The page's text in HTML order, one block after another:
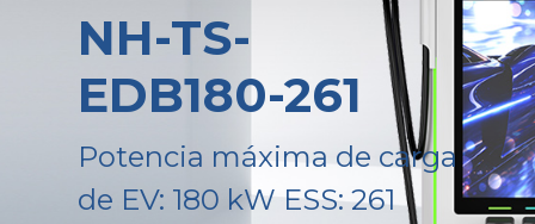
NH-TS-
EDB180-261
Potencia máxima de carga
de EV: 180 kW ESS: 261